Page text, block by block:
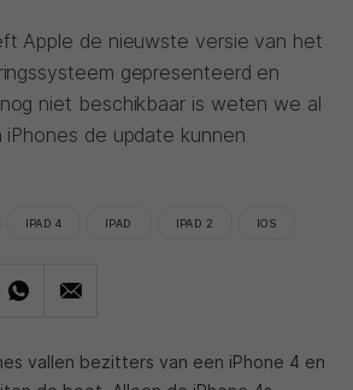
Apple de nieuwste versie van het
gepresenteerd en
niet beschikbaar is weten we al
de update kunnen
IPAD 4 IPAD IPAD 2 IOS
vallen bezitters van een iPhone 4 en